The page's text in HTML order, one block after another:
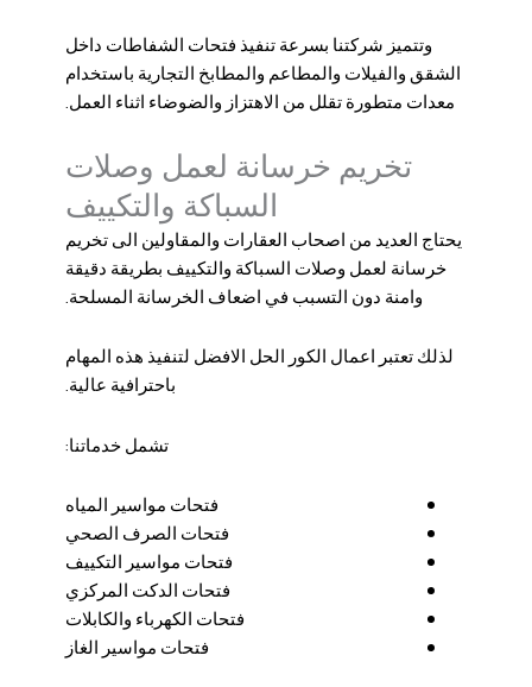
وتتميز شركتنا بسرعة تنفيذ فتحات الشفاطات داخل
الشقق والفيلات والمطاعم والمطابخ التجارية باستخدام
معدات متطورة تقلل من الاهتزاز والضوضاء اثناء العمل.
تخريم خرسانة لعمل وصلات
السباكة والتكييف
يحتاج العديد من اصحاب العقارات والمقاولين الى تخريم
خرسانة لعمل وصلات السباكة والتكييف بطريقة دقيقة
وامنة دون التسبب في اضعاف الخرسانة المسلحة.
لذلك تعتبر اعمال الكور الحل الافضل لتنفيذ هذه المهام
باحترافية عالية.
تشمل خدماتنا:
فتحات مواسير المياه
فتحات الصرف الصحي
فتحات مواسير التكييف
فتحات الدكت المركزي
فتحات الكهرباء والكابلات
فتحات مواسير الغاز